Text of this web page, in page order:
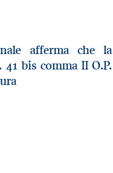
afferma che la
bis comma II O.P.